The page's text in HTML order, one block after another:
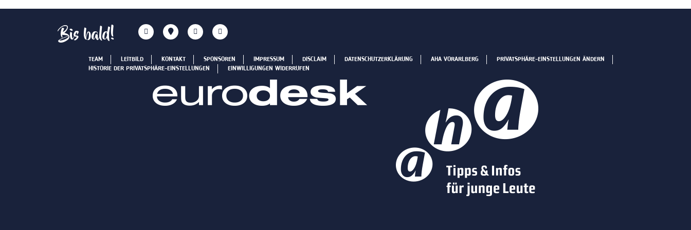
Bis bald!
TEAM LEITBILD KONTAKT SPONSOREN IMPRESSUM DISCLAIM DATENSCHUTZERKLÄRUNG AHA VORARLBERG
PRIVATSPHÄRE-EINSTELLUNGEN ÄNDERN
HISTORIE DER PRIVATSPHÄRE-EINSTELLUNGEN
EINWILLIGUNGEN WIDERRUFEN